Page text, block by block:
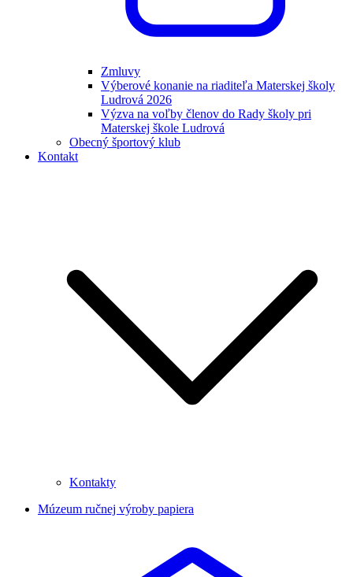
Zmluvy
Výberové konanie na riaditeľa Materskej školy
Ludrová 2026
Výzva na voľby členov do Rady školy pri
Materskej škole Ludrová
Obecný športový klub
Kontakt
Kontakty
Múzeum ručnej výroby papiera